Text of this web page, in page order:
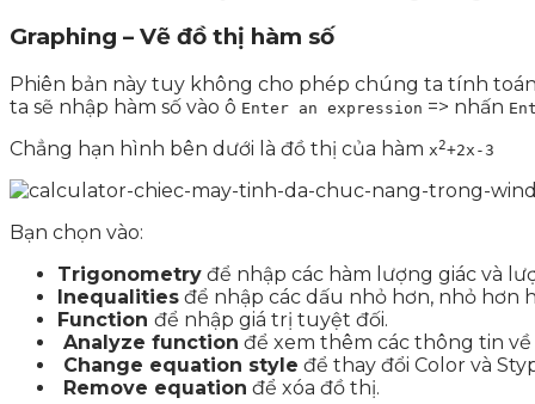
Graphing – Vẽ đồ thị hàm số
Phiên bản này tuy không cho phép chúng ta tính
ta sẽ nhập hàm số vào ô Enter an expression => nhấn
Chẳng hạn hình bên dưới là đồ thị của hàm x2+2x-3
Bạn chọn vào:
Trigonometry để nhập các hàm lượng giác và
Inequalities để nhập các dấu nhỏ hơn, nhỏ hơn
Function để nhập giá trị tuyệt đối.
Analyze function để xem thêm các thông tin
Change equation style để thay đổi Color và
Remove equation để xóa đồ thị.